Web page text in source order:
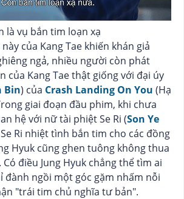
là vụ bắn tim loạn xạ
của Kang Tae khiến khán giả
ngả, nhiều người còn phát
của Kang Tae thật giống với đại úy
Bin) của Crash Landing On You (Hạ
giai đoạn đầu phim, khi chưa
hệ với nữ tài phiệt Se Ri (Son Ye
Ri nhiệt tình bắn tim cho các đồng
Hyuk cũng ghen tuông không thua
Có điều Jung Hyuk chẳng thể tìm ai
đành ngồi một góc gặm nhấm nỗi
"trái tim chủ nghĩa tư bản".